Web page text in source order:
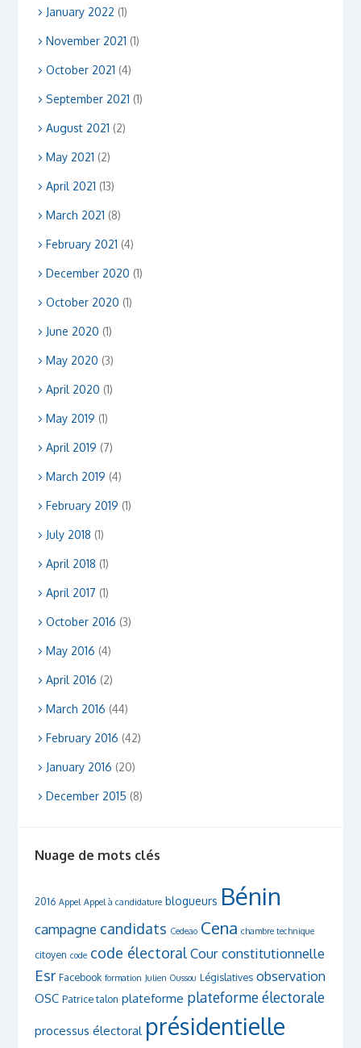
January 2022 (1)
November 2021 (1)
October 2021 (4)
September 2021 (1)
August 2021 (2)
May 2021 (2)
April 2021 (13)
March 2021 (8)
February 2021 (4)
December 2020 (1)
October 2020 (1)
June 2020 (1)
May 2020 (3)
April 2020 (1)
May 2019 (1)
April 2019 (7)
March 2019 (4)
February 2019 (1)
July 2018 (1)
April 2018 (1)
April 2017 (1)
October 2016 (3)
May 2016 (4)
April 2016 (2)
March 2016 (44)
February 2016 (42)
January 2016 (20)
December 2015 (8)
Nuage de mots clés
2016 Appel Appel à candidature blogueurs Bénin
campagne candidats Cedeao Cena chambre technique
citoyen code code électoral Cour constitutionnelle
Esr Facebook formation Julien Oussou Législatives observation
OSC Patrice talon plateforme plateforme électorale
processus électoral présidentielle